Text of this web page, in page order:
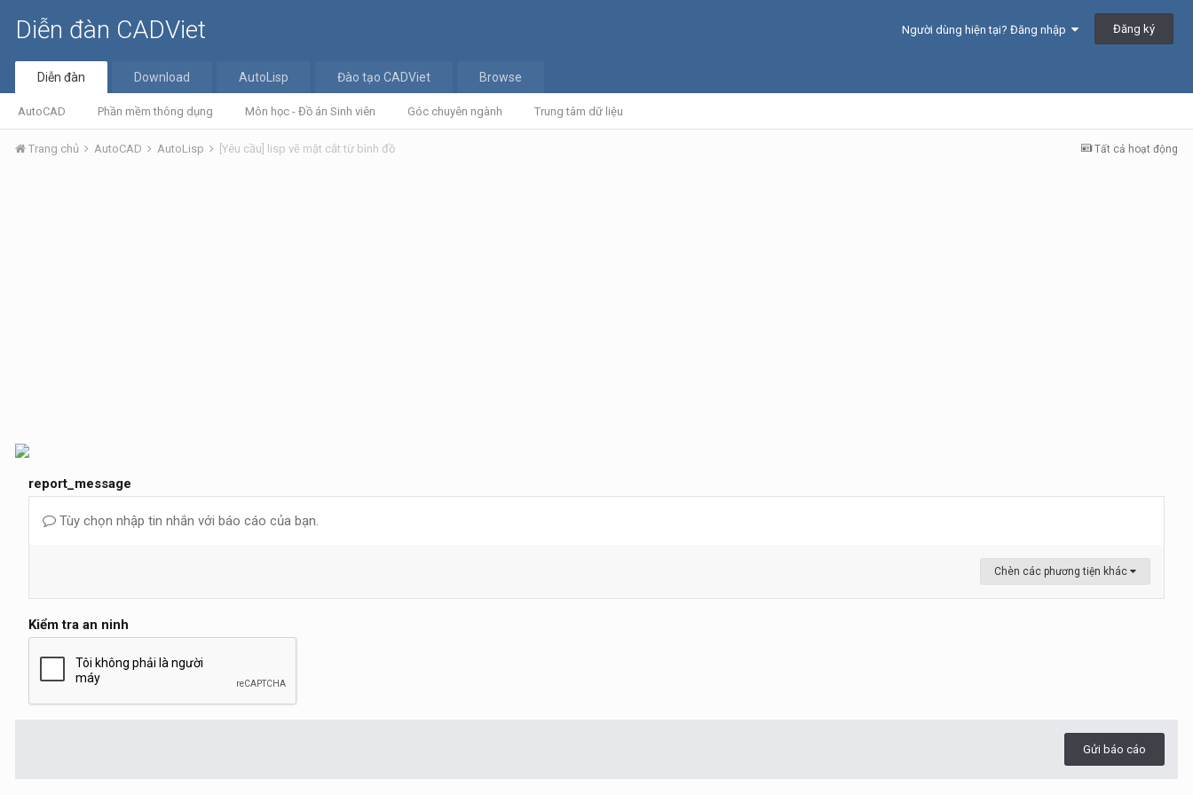
Diễn đàn CADViet Người dùng hiện tại? Đăng nhập Đăng ký
Diễn đàn
AutoCAD Phần mềm thông dụng Môn học - Đồ án Sinh viên Góc chuyên ngành Trung tâm dữ liệu
Download AutoLisp Đào tạo CADViet Browse
Tất cả hoạt động
Trang chủ AutoCAD AutoLisp [Yêu cầu] lisp vẽ mặt cắt từ bình đồ
report_message
Tùy chọn nhập tin nhắn với báo cáo của bạn.
Chèn các phương tiện khác
Kiểm tra an ninh
Gửi báo cáo